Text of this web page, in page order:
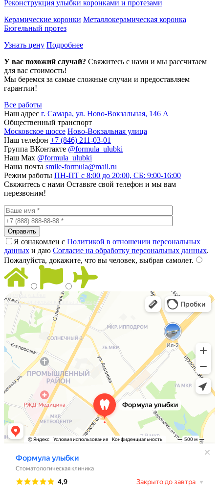
Реконструкция улыбки коронками и протезами
Керамические коронки Металлокерамическая коронка
Бюгельный протез
Узнать цену Подробнее
У вас похожий случай? Свяжитесь с нами и мы расcчитаем
для вас стоимость!
Мы беремся за самые сложные случаи и предоставляем
гарантии!
Все работы
Наш адрес г. Самара, ул. Ново-Вокзальная, 146 А
Общественный транспорт
Московское шоссе Ново-Вокзальная улица
Наш телефон +7 (846) 211-03-01
Группа ВКонтакте @formula_ulubki
Наш Max @formula_ulubki
Наша почта smile-formula@mail.ru
Режим работы ПН-ПТ с 8:00 до 20:00, СБ: 9:00-16:00
Cвяжитесь с нами Оставьте свой телефон и мы вам
перезвоним!
Оправить
Я ознакомлен с Политикой в отношении персональных
данных и даю Согласие на обработку персональных данных.
Пожалуйста, докажите, что вы человек, выбрав самолет.
Формула улыбки
Стоматологическая клиника в Самаре